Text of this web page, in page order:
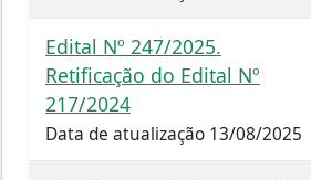
Edital Nº 247/2025.
Retificação do Edital Nº
217/2024
Data de atualização 13/08/2025